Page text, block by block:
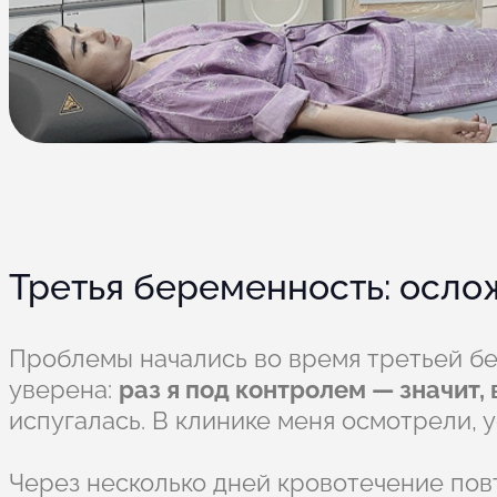
Третья беременность:
Проблемы начались во время третьей
уверена: раз я под контролем — значит,
испугалась. В клинике меня осмотрели,
Через несколько дней кровотечение